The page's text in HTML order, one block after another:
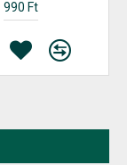
990 Ft